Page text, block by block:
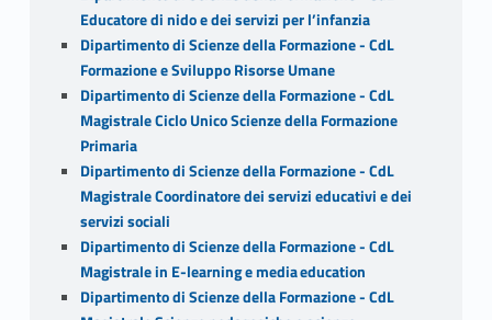
Educatore di nido e dei servizi per l’infanzia
Dipartimento di Scienze della Formazione - CdL
Formazione e Sviluppo Risorse Umane
Dipartimento di Scienze della Formazione - CdL
Magistrale Ciclo Unico Scienze della Formazione
Primaria
Dipartimento di Scienze della Formazione - CdL
Magistrale Coordinatore dei servizi educativi e dei
servizi sociali
Dipartimento di Scienze della Formazione - CdL
Magistrale in E-learning e media education
Dipartimento di Scienze della Formazione - CdL